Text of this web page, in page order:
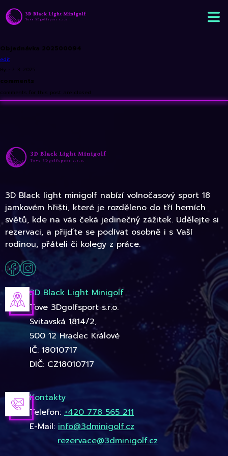
Objednávka 202500094
edit
By • 7. 3. 2025
comments
comments for this post are closed
3D Black light minigolf nabízí volnočasový sport 18
jamkovém hřišti, které je rozděleno do tří herních
světů, kde na vás čeká jedinečný zážitek. Udělejte si
rezervaci, a přijďte se podívat osobně i s Vaší
rodinou, přáteli či kolegy z práce.
3D Black Light Minigolf
Tove 3Dgolfsport s.r.o.
Svitavská 1814/2,
500 12 Hradec Králové
IČ: 18010717
DIČ: CZ18010717
Kontakty
Telefon: +420 778 565 211
E-Mail: info@3dminigolf.cz
rezervace@3dminigolf.cz